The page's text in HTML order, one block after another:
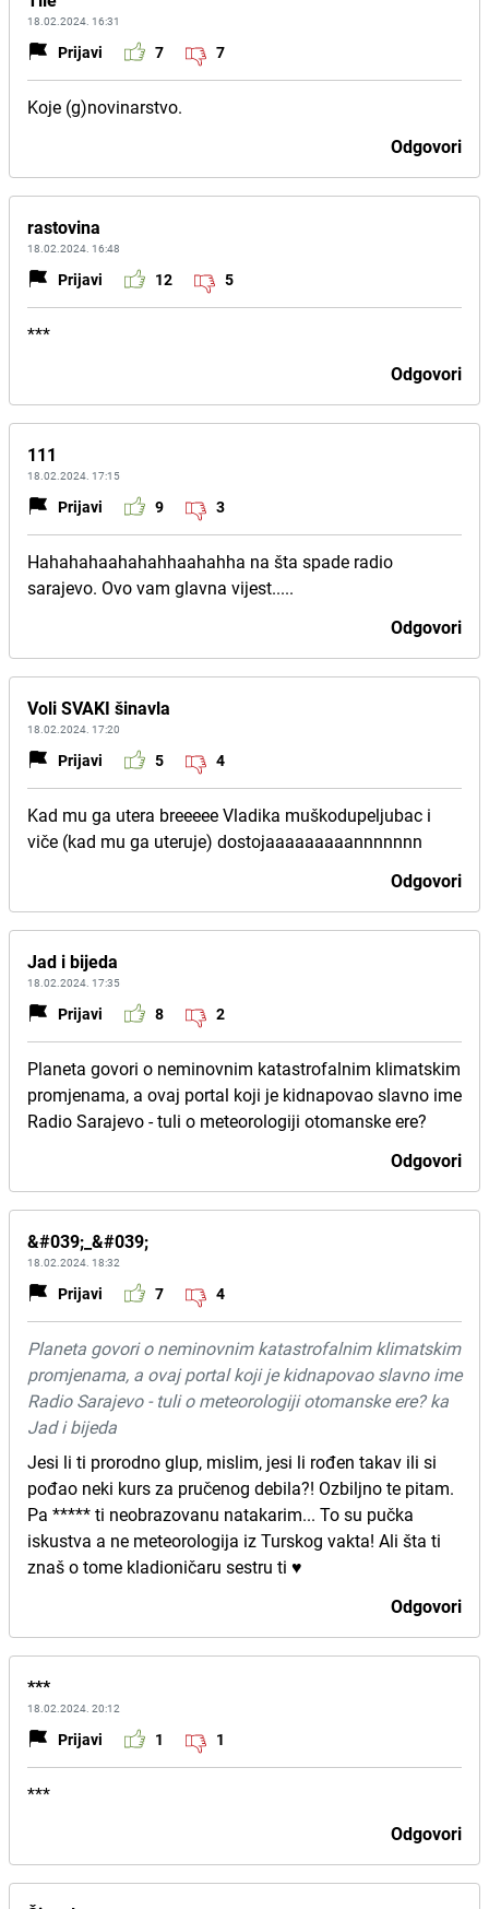
18.02.2024. 16:31
Prijavi 7 7
Koje (g)novinarstvo.
Odgovori
rastovina
18.02.2024. 16:48
Prijavi 12 5
***
Odgovori
111
18.02.2024. 17:15
Prijavi 9 3
Hahahahaahahahhaahahha na šta spade radio
sarajevo. Ovo vam glavna vijest.....
Odgovori
Voli SVAKI šinavla
18.02.2024. 17:20
Prijavi 5 4
Kad mu ga utera breeeee Vladika muškodupeljubac i
viče (kad mu ga uteruje) dostojaaaaaaaaannnnnnn
Odgovori
Jad i bijeda
18.02.2024. 17:35
Prijavi 8 2
Planeta govori o neminovnim katastrofalnim klimatskim
promjenama, a ovaj portal koji je kidnapovao slavno ime
Radio Sarajevo - tuli o meteorologiji otomanske ere?
Odgovori
&#039;_&#039;
18.02.2024. 18:32
Prijavi 7 4
Planeta govori o neminovnim katastrofalnim klimatskim
promjenama, a ovaj portal koji je kidnapovao slavno ime
Radio Sarajevo - tuli o meteorologiji otomanske ere? ka
Jad i bijeda
Jesi li ti prorodno glup, mislim, jesi li rođen takav ili si
pođao neki kurs za pručenog debila?! Ozbiljno te pitam.
Pa ***** ti neobrazovanu natakarim... To su pučka
iskustva a ne meteorologija iz Turskog vakta! Ali šta ti
znaš o tome kladioničaru sestru ti ♥️
Odgovori
***
18.02.2024. 20:12
Prijavi 1 1
***
Odgovori